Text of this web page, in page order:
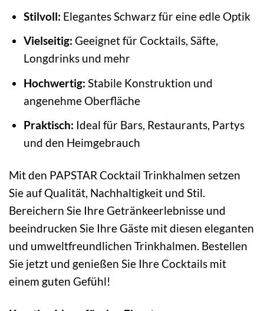
Stilvoll: Elegantes Schwarz für eine edle Optik
Vielseitig: Geeignet für Cocktails, Säfte,
Longdrinks und mehr
Hochwertig: Stabile Konstruktion und
angenehme Oberfläche
Praktisch: Ideal für Bars, Restaurants, Partys
und den Heimgebrauch
Mit den PAPSTAR Cocktail Trinkhalmen setzen
Sie auf Qualität, Nachhaltigkeit und Stil.
Bereichern Sie Ihre Getränkeerlebnisse und
beeindrucken Sie Ihre Gäste mit diesen eleganten
und umweltfreundlichen Trinkhalmen. Bestellen
Sie jetzt und genießen Sie Ihre Cocktails mit
einem guten Gefühl!